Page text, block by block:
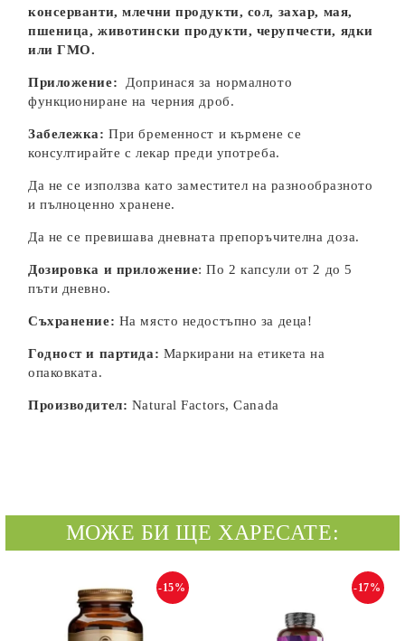
консерванти, млечни продукти, сол, захар, мая,
пшеница, животински продукти, черупчести, ядки
или ГМО.
Приложение: Допринася за нормалното
функциониране на черния дроб.
Забележка: При бременност и кърмене се
консултирайте с лекар преди употреба.
Да не се използва като заместител на разнообразното
и пълноценно хранене.
Да не се превишава дневната препоръчителна доза.
Дозировка и приложение: По 2 капсули от 2 до 5
пъти дневно.
Съхранение: На място недостъпно за деца!
Годност и партида: Маркирани на етикета на
опаковката.
Производител: Natural Factors, Canada
МОЖЕ БИ ЩЕ ХАРЕСАТЕ:
-15% -17%